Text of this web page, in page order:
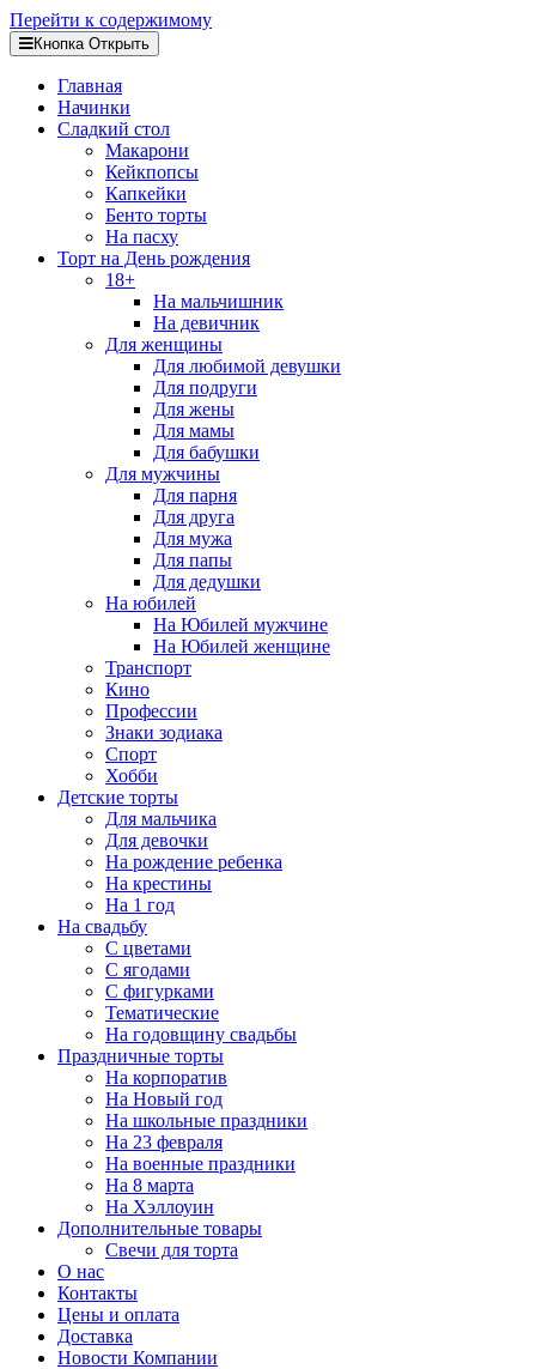
Перейти к содержимому
Кнопка Открыть
Главная
Начинки
Сладкий стол
Макарони
Кейкпопсы
Капкейки
Бенто торты
На пасху
Торт на День рождения
18+
На мальчишник
На девичник
Для женщины
Для любимой девушки
Для подруги
Для жены
Для мамы
Для бабушки
Для мужчины
Для парня
Для друга
Для мужа
Для папы
Для дедушки
На юбилей
На Юбилей мужчине
На Юбилей женщине
Транспорт
Кино
Профессии
Знаки зодиака
Спорт
Хобби
Детские торты
Для мальчика
Для девочки
На рождение ребенка
На крестины
На 1 год
На свадьбу
С цветами
С ягодами
С фигурками
Тематические
На годовщину свадьбы
Праздничные торты
На корпоратив
На Новый год
На школьные праздники
На 23 февраля
На военные праздники
На 8 марта
На Хэллоуин
Дополнительные товары
Свечи для торта
О нас
Контакты
Цены и оплата
Доставка
Новости Компании